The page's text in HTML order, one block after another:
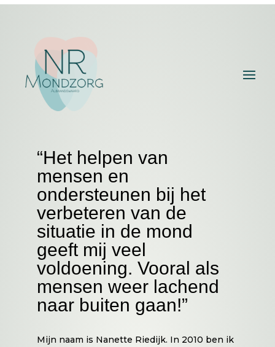
“Het helpen van
mensen en
ondersteunen bij het
verbeteren van de
situatie in de mond
geeft mij veel
voldoening. Vooral als
mensen weer lachend
naar buiten gaan!”
Mijn naam is Nanette Riedijk. In 2010 ben ik